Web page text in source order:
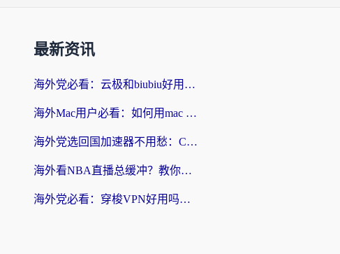
最新资讯
海外党必看：云极和biubiu好用吗？3步选对回国加速器，无缝刷国内剧玩手游
海外Mac用户必看：如何用mac vpn回国实现无缝刷国内剧玩国服？
海外党选回国加速器不用愁：ChickCN和SpeedCN好用吗？实测对比+避坑指南
海外看NBA直播总缓冲？教你选对回国加速器，无缝看球还能刷国内剧
海外党必看：穿梭VPN好用吗？和lightVPN对比哪个回国效果更好？附真实体验与选择指南